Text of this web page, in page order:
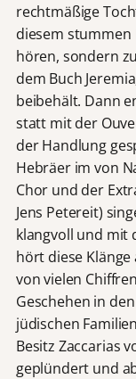
rechtmäßige
diesem stummen
hören, sondern
dem Buch
beibehält. Dann
statt mit der
der Handlung
Hebräer im von
Chor und der
Jens Petereit)
klangvoll und mit
hört diese
von vielen
Geschehen in
jüdischen
Besitz Zaccarias
geplündert und